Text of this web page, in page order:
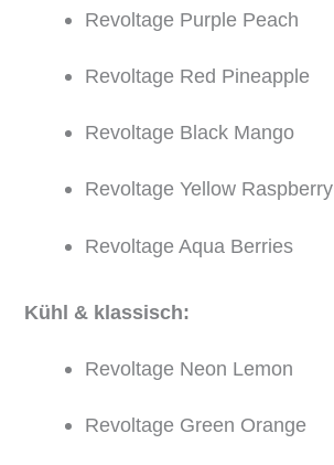
Revoltage Purple Peach
Revoltage Red Pineapple
Revoltage Black Mango
Revoltage Yellow Raspberry
Revoltage Aqua Berries
Kühl & klassisch:
Revoltage Neon Lemon
Revoltage Green Orange